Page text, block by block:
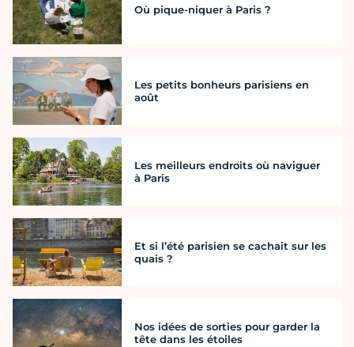
Où pique-niquer à Paris ?
Les petits bonheurs parisiens en
août
Les meilleurs endroits où naviguer
à Paris
Et si l’été parisien se cachait sur les
quais ?
Nos idées de sorties pour garder la
tête dans les étoiles